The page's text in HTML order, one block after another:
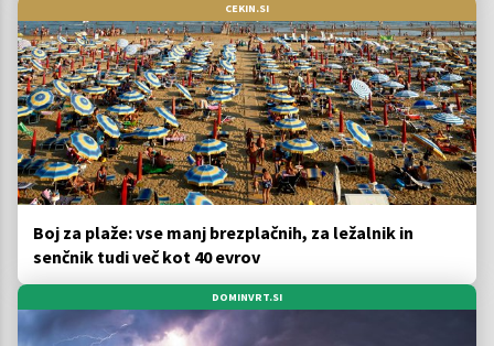
CEKIN.SI
Boj za plaže: vse manj brezplačnih, za ležalnik in
senčnik tudi več kot 40 evrov
DOMINVRT.SI